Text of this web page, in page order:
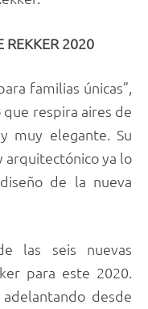
REKKER 2020
familias únicas”,
respira aires de
muy elegante. Su
arquitectónico ya lo
de la nueva
las seis nuevas
para este 2020.
desde